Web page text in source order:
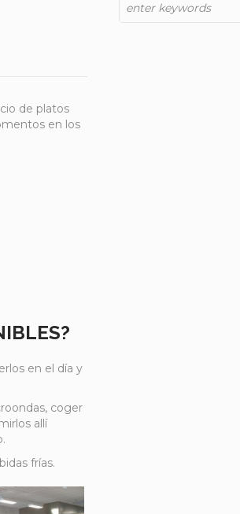
de platos
en los
en el día y
coger
allí
frías.